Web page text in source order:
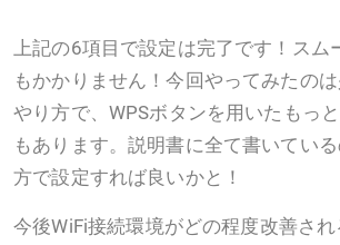
上記の6項目で設定は完了です！スム
もかかりません！今回やってみたの
やり方で、WPSボタンを用いたもっ
もあります。説明書に全て書いてい
方で設定すれば良いかと！
今後WiFi接続環境がどの程度改善さ